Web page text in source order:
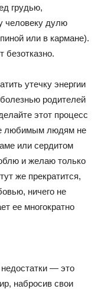
грудью,
человеку дулю
или в кармане).
утечку энергии
родителей
этот процесс
любимым людям не
или сердитом
и желаю только
же прекратится,
ничего не
ее многократно
— это
набросив свои